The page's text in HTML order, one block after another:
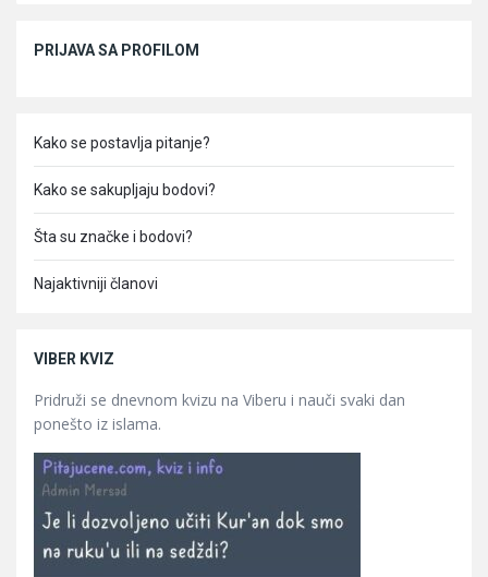
PRIJAVA SA PROFILOM
Kako se postavlja pitanje?
Kako se sakupljaju bodovi?
Šta su značke i bodovi?
Najaktivniji članovi
VIBER KVIZ
Pridruži se dnevnom kvizu na Viberu i nauči svaki dan
ponešto iz islama.